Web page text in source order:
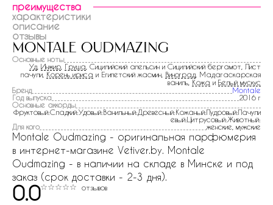
преимущества
характеристики
описание
отзывы
montale oudmazing
Основные ноты
Уд Инжир Груша , Сицилийский апельсин и Сицилийский бергамот, Лист
пачули, Корень ириса и Египетский жасмин, Виноград , Мадагаскарская
ваниль, Кожа и Белый мускус
Бренд
Montale
Год выпуска
2016 г
Основные аккорды
Фруктовый:Сладкий:Удовый:Ванильный:Древесный:Кожаный:Пудровый:Пачули
евый:Цитрусовый:Животный:
Для кого
женские, мужские
Montale Oudmazing - оригинальная парфюмерия
в интернет-магазине Vetiver.by. Montale
Oudmazing - в наличии на складе в Минске и под
заказ (срок доставки - 2-3 дня).
0.0 отзывов